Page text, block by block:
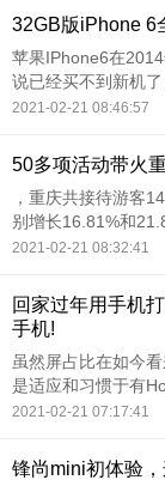
32GB版iPhone 6
苹果IPhone6在
说已经买不到新机
架，定价为1999元
2021-02-21 08:46:57
50多项活动带火
，重庆共接待游客
别增长16.81%和
2021-02-21 08:32:41
回家过年用手机
手机!
虽然屏占比在如今
是适应和习惯于有
2021-02-21 07:17:41
锋尚mini初体验